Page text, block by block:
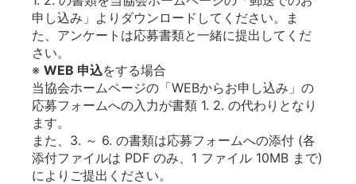
申し込み」よりダウンロードしてください。ま
た、アンケートは応募書類と一緒に提出してくだ
さい。
※ WEB 申込をする場合
当協会ホームページの「WEBからお申し込み」の
応募フォームへの入力が書類 1. 2. の代わりとなり
ます。
また、3. ～ 6. の書類は応募フォームへの添付 (各
添付ファイルは PDF のみ、1 ファイル 10MB まで)
によりご提出ください。